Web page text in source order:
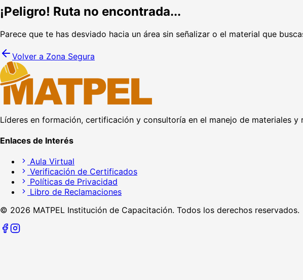
¡Peligro! Ruta no encontrada...
Parece que te has desviado hacia un área sin señalizar o el material que
Volver a Zona Segura
Líderes en formación, certificación y consultoría en el manejo de materiales y
Enlaces de Interés
Aula Virtual
Verificación de Certificados
Políticas de Privacidad
Libro de Reclamaciones
© 2026 MATPEL Institución de Capacitación. Todos los derechos reservados.